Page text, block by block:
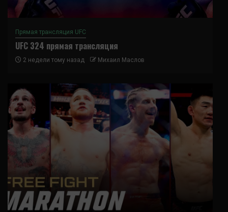
Прямая трансляция UFC
UFC 324 прямая трансляция
2 недели тому назад Михаил Маслов